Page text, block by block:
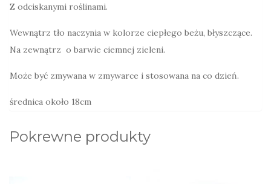
Z odciskanymi roślinami.
Wewnątrz tło naczynia w kolorze ciepłego beżu, błyszczące.
Na zewnątrz o barwie ciemnej zieleni.
Może być zmywana w zmywarce i stosowana na co dzień.
średnica około 18cm
Pokrewne produkty